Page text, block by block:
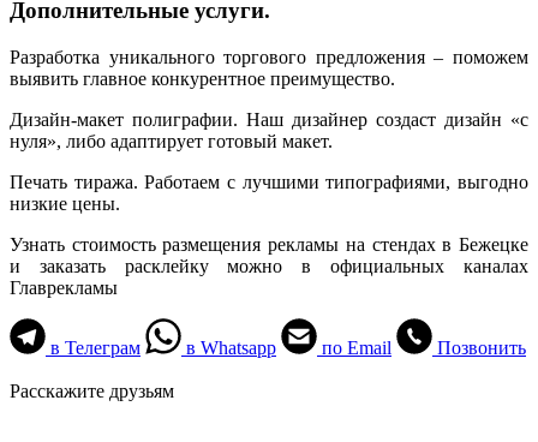
Дополнительные услуги.
Разработка уникального торгового предложения – поможем
выявить главное конкурентное преимущество.
Дизайн-макет полиграфии. Наш дизайнер создаст дизайн «с
нуля», либо адаптирует готовый макет.
Печать тиража. Работаем с лучшими типографиями, выгодно
низкие цены.
Узнать стоимость размещения рекламы на стендах в Бежецке
и заказать расклейку можно в официальных каналах
Главрекламы
в Телеграм в Whatsapp по Email Позвонить
Расскажите друзьям